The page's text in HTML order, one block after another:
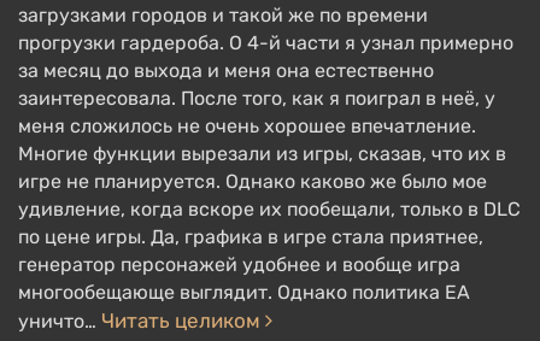
библиотеки, поход в бар или ночной клуб с
друзьями.
Миры разделены на районы, между которыми
приходится ждать загрузки, но пространство
внутри лучше открыто для исследования и более
населено, чем вThe Sims 3. Персонажей можно
раскидать по мирам, а потом переключаться
между ними, при этом они будут там, где их
оставили.
загрузками городов и такой же по времени
прогрузки гардероба. О 4-й части я узнал примерно
за месяц до выхода и меня она естественно
заинтересовала. После того, как я поиграл в неё, у
меня сложилось не очень хорошее впечатление.
Многие функции вырезали из игры, сказав, что их в
игре не планируется. Однако каково же было мое
удивление, когда вскоре их пообещали, только в DLC
по цене игры. Да, графика в игре стала приятнее,
генератор персонажей удобнее и вообще игра
многообещающе выглядит. Однако политика EA
уничто… Читать целиком